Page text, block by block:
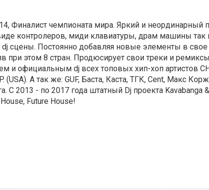
Финалист чемпионата мира. Яркий и неординарный
контролеров, миди клавиатуры, драм машины так
сцены. Постоянно добавляя новые элементы в свое
этом 8 стран. Продюсирует свои треки и
и официальным dj всех топовых хип-хоп артистов
(USA). А так же: GUF, Баста, Каста, ТГК, Cent, Макс
С 2013 - по 2017 года штатный Dj проекта Kavabanga
Future House!